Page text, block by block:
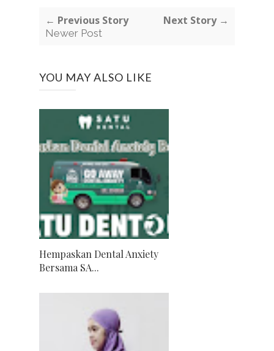
← Previous Story
Newer Post
Next Story →
YOU MAY ALSO LIKE
Hempaskan Dental Anxiety
Bersama SA...